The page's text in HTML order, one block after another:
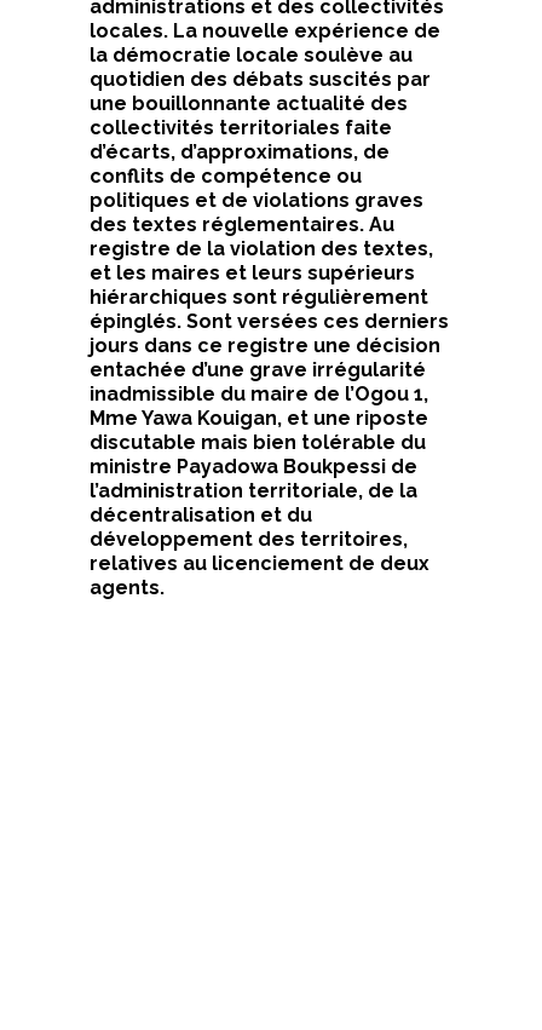
administrations et des collectivités
locales. La nouvelle expérience de
la démocratie locale soulève au
quotidien des débats suscités par
une bouillonnante actualité des
collectivités territoriales faite
d’écarts, d’approximations, de
conflits de compétence ou
politiques et de violations graves
des textes réglementaires. Au
registre de la violation des textes,
et les maires et leurs supérieurs
hiérarchiques sont régulièrement
épinglés. Sont versées ces derniers
jours dans ce registre une décision
entachée d’une grave irrégularité
inadmissible du maire de l’Ogou 1,
Mme Yawa Kouigan, et une riposte
discutable mais bien tolérable du
ministre Payadowa Boukpessi de
l’administration territoriale, de la
décentralisation et du
développement des territoires,
relatives au licenciement de deux
agents.